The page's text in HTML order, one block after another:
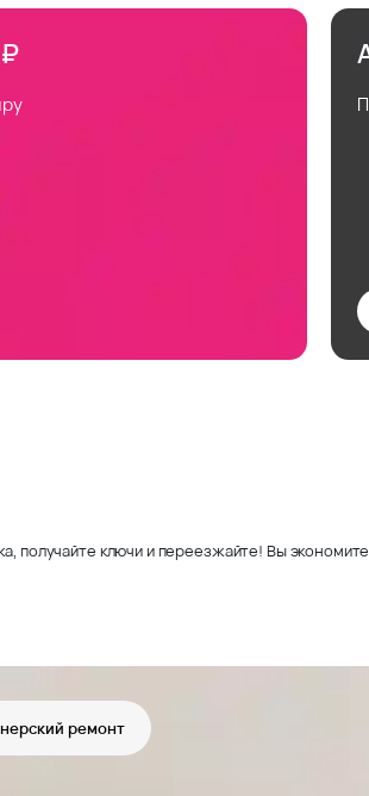
получайте ключи и переезжайте! Вы
ремонт